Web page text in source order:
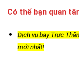
Có thể bạn quan
Dịch vụ bay Trực
mới nhất!